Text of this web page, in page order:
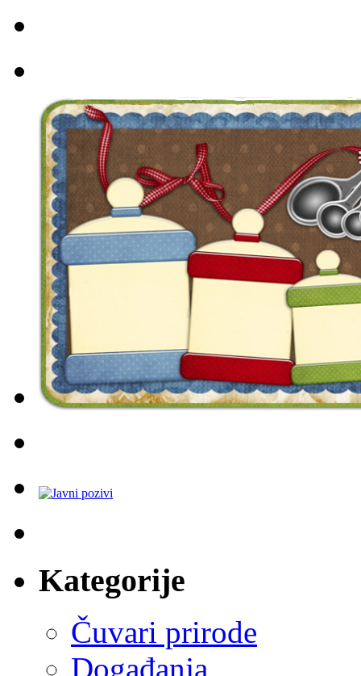
Kategorije
Čuvari prirode
Događanja